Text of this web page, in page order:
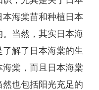
海棠苗和种植日本
当然，其实日本海
解了日本海棠的生
棠，而且日本海棠
也包括阳光充足的